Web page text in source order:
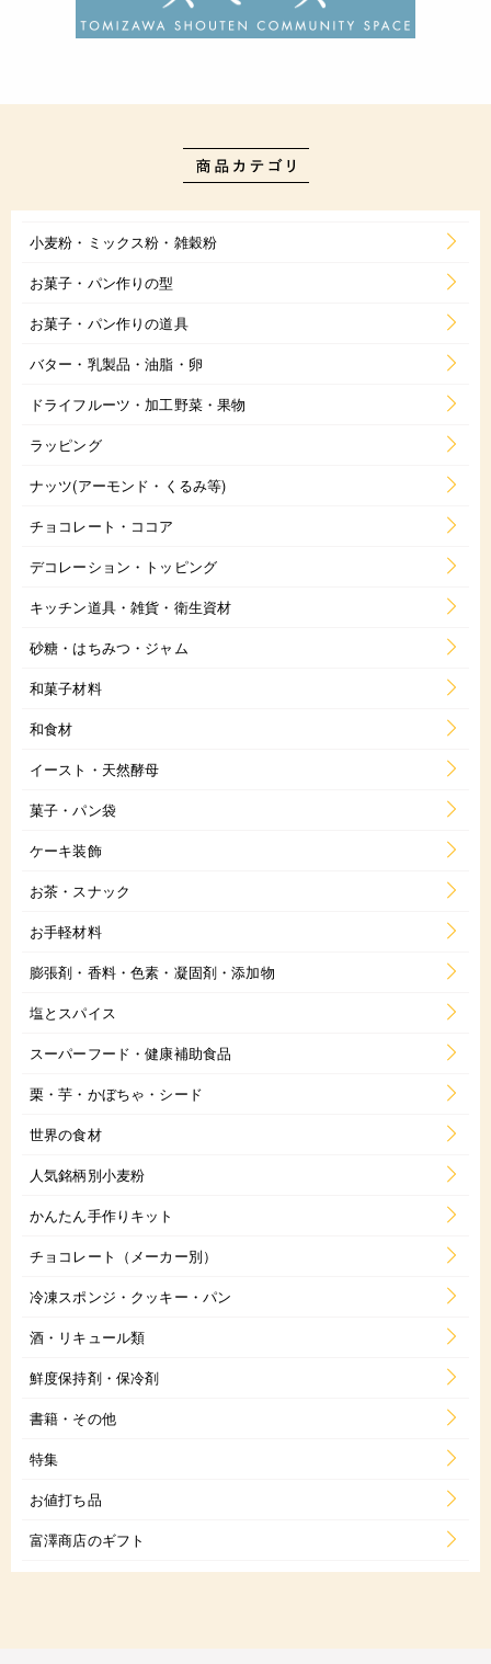
小麦粉・ミックス粉・雑穀粉
お菓子・パン作りの型
お菓子・パン作りの道具
バター・乳製品・油脂・卵
ドライフルーツ・加工野菜・果物
ラッピング
ナッツ(アーモンド・くるみ等)
チョコレート・ココア
デコレーション・トッピング
キッチン道具・雑貨・衛生資材
砂糖・はちみつ・ジャム
和菓子材料
和食材
イースト・天然酵母
菓子・パン袋
ケーキ装飾
お茶・スナック
お手軽材料
膨張剤・香料・色素・凝固剤・添加物
塩とスパイス
スーパーフード・健康補助食品
栗・芋・かぼちゃ・シード
世界の食材
人気銘柄別小麦粉
かんたん手作りキット
チョコレート（メーカー別）
冷凍スポンジ・クッキー・パン
酒・リキュール類
鮮度保持剤・保冷剤
書籍・その他
特集
お値打ち品
富澤商店のギフト